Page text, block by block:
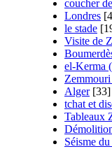
coucher
Londres
le stade
Visite de
el-Kerma
Alger[33]
tchat et
Tableaux
Séisme